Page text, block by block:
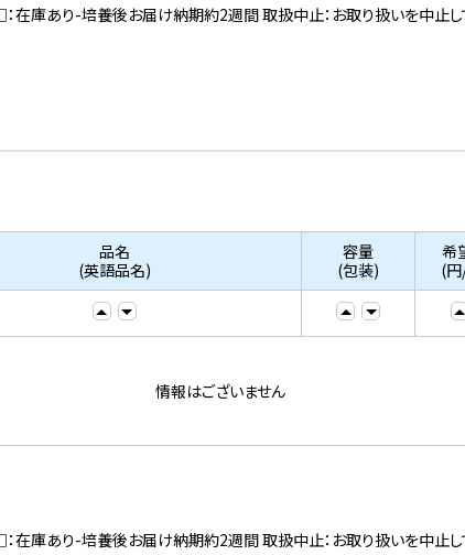
庫あり-培養後お届け納期約2週間 取扱中止：お取り扱いを中止し
品名
(英語品名)
容量
(包装)
希
(
情報はございません
庫あり-培養後お届け納期約2週間 取扱中止：お取り扱いを中止し